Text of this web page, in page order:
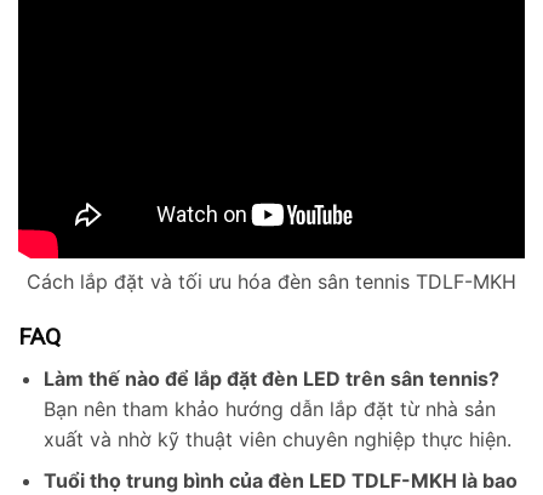
Cách lắp đặt và tối ưu hóa đèn sân tennis TDLF-MKH
FAQ
Làm thế nào để lắp đặt đèn LED trên sân tennis?
Bạn nên tham khảo hướng dẫn lắp đặt từ nhà sản
xuất và nhờ kỹ thuật viên chuyên nghiệp thực hiện.
Tuổi thọ trung bình của đèn LED TDLF-MKH là bao